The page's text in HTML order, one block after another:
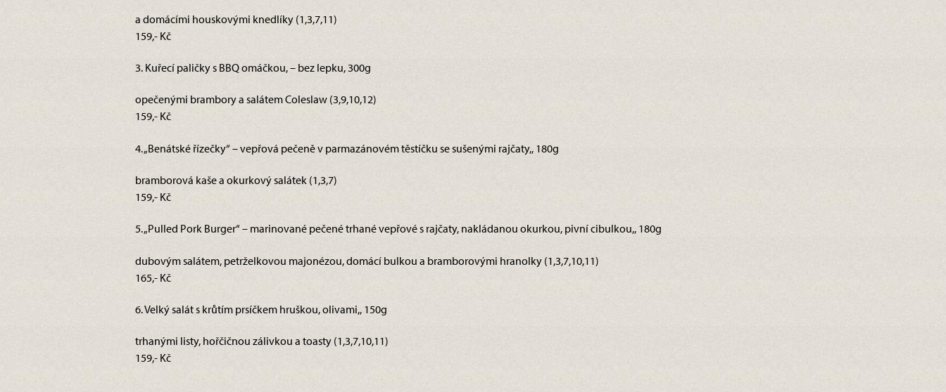
a domácími houskovými knedlíky (1,3,7,11)
159,- Kč
3. Kuřecí paličky s BBQ omáčkou, – bez lepku, 300g
opečenými brambory a salátem Coleslaw (3,9,10,12)
159,- Kč
4. „Benátské řízečky“ – vepřová pečeně v parmazánovém těstíčku se sušenými rajčaty,, 180g
bramborová kaše a okurkový salátek (1,3,7)
159,- Kč
5. „Pulled Pork Burger“ – marinované pečené trhané vepřové s rajčaty, nakládanou okurkou, pivní cibulkou,, 180g
dubovým salátem, petrželkovou majonézou, domácí bulkou a bramborovými hranolky (1,3,7,10,11)
165,- Kč
6. Velký salát s krůtím prsíčkem hruškou, olivami,, 150g
trhanými listy, hořčičnou zálivkou a toasty (1,3,7,10,11)
159,- Kč